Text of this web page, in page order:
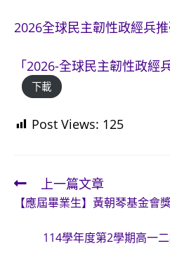
2026全球民主韌性政經兵
「2026-全球民主韌性政經
下載
Post Views: 125
Read
more
articles
上一篇文章
【應屆畢業生】黃朝琴基金會
114學年度第2學期高一